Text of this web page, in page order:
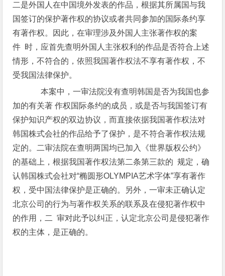
二是外国人在中国境外发表的作品，根据其所属国与我
国签订的保护著作权的协议或者共同参加的国际条约享
有著作权。因此，在审理涉及外国人主张著作权的案
件 时，应首先查明外国人主张权利的作品是否符合上述
情形，不符合的，依照我国著作权法不享有著作权，不
受我国法律保护。
本案中，一审法院没有查明韩国是否为我国也参
加的有关著 作权国际条约的成员，或是否与我国签订有
保护知识产权的双边协议，而直接依据我国著作权法对
韩国株式会社的作品给予了保护，是不符合著作权法规
定的。二审法院在查明两国均已加入《世界版权公约》
的基础上，根据我国著作权法第二条第三款的 规定，确
认韩国株式会社对“椭圆形OLYMPIA艺术字体”享有著作
权，受中国法律保护是正确的。另外，一审未正确认定
北京公司的行为与著作权关系的联系及在侵犯著作权中
的作用，二 审对此予以纠正，认定北京公司是侵犯著作
权的主体，是正确的。